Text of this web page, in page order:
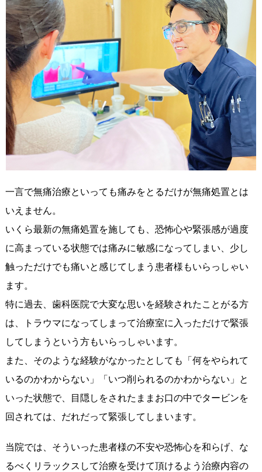
一言で無痛治療といっても痛みをとるだけが無痛処置とは
いえません。
いくら最新の無痛処置を施しても、恐怖心や緊張感が過度
に高まっている状態では痛みに敏感になってしまい、少し
触っただけでも痛いと感じてしまう患者様もいらっしゃい
ます。
特に過去、歯科医院で大変な思いを経験されたことがる方
は、トラウマになってしまって治療室に入っただけで緊張
してしまうという方もいらっしゃいます。
また、そのような経験がなかったとしても「何をやられて
いるのかわからない」「いつ削られるのかわからない」と
いった状態で、目隠しをされたままお口の中でタービンを
回されては、だれだって緊張してしまいます。
当院では、そういった患者様の不安や恐怖心を和らげ、な
るべくリラックスして治療を受けて頂けるよう治療内容の